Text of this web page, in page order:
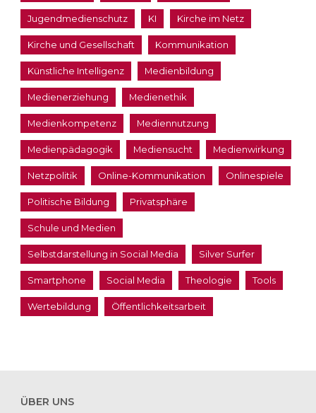
Jugendmedienschutz KI Kirche im Netz
Kirche und Gesellschaft Kommunikation
Künstliche Intelligenz Medienbildung
Medienerziehung Medienethik
Medienkompetenz Mediennutzung
Medienpädagogik Mediensucht Medienwirkung
Netzpolitik Online-Kommunikation Onlinespiele
Politische Bildung Privatsphäre
Schule und Medien
Selbstdarstellung in Social Media Silver Surfer
Smartphone Social Media Theologie Tools
Wertebildung Öffentlichkeitsarbeit
ÜBER UNS